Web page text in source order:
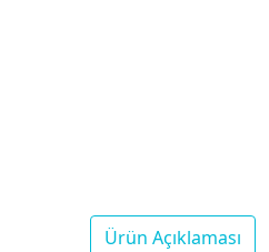
Ürün Açıklaması